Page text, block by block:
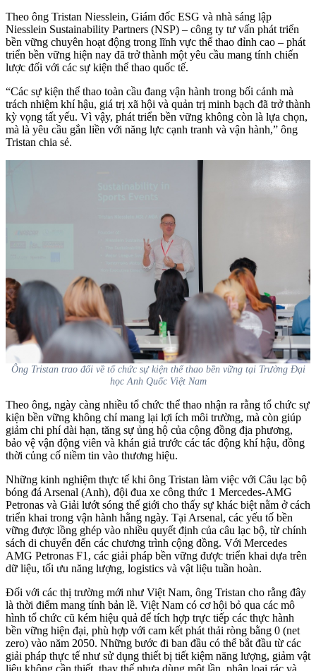
Theo ông Tristan Niesslein, Giám đốc ESG và nhà sáng lập
Niesslein Sustainability Partners (NSP) – công ty tư vấn phát triển
bền vững chuyên hoạt động trong lĩnh vực thể thao đỉnh cao – phát
triển bền vững hiện nay đã trở thành một yêu cầu mang tính chiến
lược đối với các sự kiện thể thao quốc tế.
“Các sự kiện thể thao toàn cầu đang vận hành trong bối cảnh mà
trách nhiệm khí hậu, giá trị xã hội và quản trị minh bạch đã trở thành
kỳ vọng tất yếu. Vì vậy, phát triển bền vững không còn là lựa chọn,
mà là yêu cầu gắn liền với năng lực cạnh tranh và vận hành,” ông
Tristan chia sẻ.
Ông Tristan trao đổi về tổ chức sự kiện thể thao bền vững tại Trường Đại
học Anh Quốc Việt Nam
Theo ông, ngày càng nhiều tổ chức thể thao nhận ra rằng tổ chức sự
kiện bền vững không chỉ mang lại lợi ích môi trường, mà còn giúp
giảm chi phí dài hạn, tăng sự ủng hộ của cộng đồng địa phương,
bảo vệ vận động viên và khán giả trước các tác động khí hậu, đồng
thời củng cố niềm tin vào thương hiệu.
Những kinh nghiệm thực tế khi ông Tristan làm việc với Câu lạc bộ
bóng đá Arsenal (Anh), đội đua xe công thức 1 Mercedes-AMG
Petronas và Giải lướt sóng thế giới cho thấy sự khác biệt nằm ở cách
triển khai trong vận hành hằng ngày. Tại Arsenal, các yếu tố bền
vững được lồng ghép vào nhiều quyết định của câu lạc bộ, từ chính
sách di chuyển đến các chương trình cộng đồng. Với Mercedes
AMG Petronas F1, các giải pháp bền vững được triển khai dựa trên
dữ liệu, tối ưu năng lượng, logistics và vật liệu tuần hoàn.
Đối với các thị trường mới như Việt Nam, ông Tristan cho rằng đây
là thời điểm mang tính bản lề. Việt Nam có cơ hội bỏ qua các mô
hình tổ chức cũ kém hiệu quả để tích hợp trực tiếp các thực hành
bền vững hiện đại, phù hợp với cam kết phát thải ròng bằng 0 (net
zero) vào năm 2050. Những bước đi ban đầu có thể bắt đầu từ các
giải pháp thực tế như sử dụng thiết bị tiết kiệm năng lượng, giảm vật